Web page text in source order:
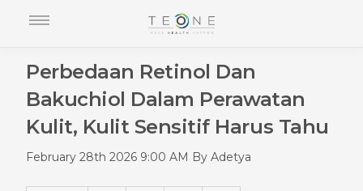
Perbedaan Retinol Dan
Bakuchiol Dalam Perawatan
Kulit, Kulit Sensitif Harus Tahu
February 28th 2026 9:00 AM By Adetya